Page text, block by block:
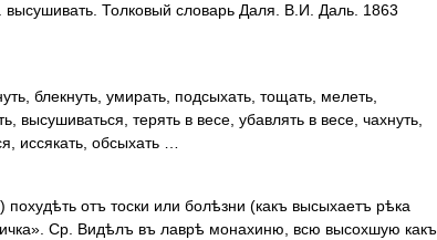
Толковый словарь Даля. В.И. Даль. 1863
блекнуть, умирать, подсыхать, тощать, мелеть,
высушиваться, терять в весе, убавлять в весе, чахнуть,
иссякать, обсыхать …
отъ тоски или болѣзни (какъ высыхаетъ рѣка
Ср. Видѣлъ въ лаврѣ монахиню, всю высохшую какъ